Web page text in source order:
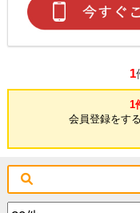
1
1
会員登録をす